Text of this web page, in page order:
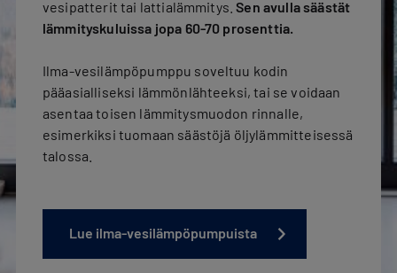
vesipatterit tai lattialämmitys.Sen avulla säästät
lämmityskuluissa jopa 60-70 prosenttia.
Ilma-vesilämpöpumppu soveltuu kodin
pääasialliseksi lämmönlähteeksi, tai se voidaan
asentaa toisen lämmitysmuodon rinnalle,
esimerkiksi tuomaan säästöjä öljylämmitteisessä
talossa.
Lue ilma-vesilämpöpumpuista